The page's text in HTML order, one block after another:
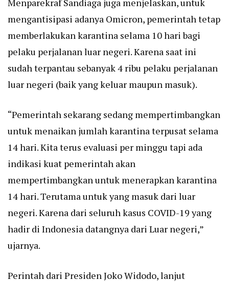
Menparekraf Sandiaga juga menjelaskan, untuk
mengantisipasi adanya Omicron, pemerintah tetap
memberlakukan karantina selama 10 hari bagi
pelaku perjalanan luar negeri. Karena saat ini
sudah terpantau sebanyak 4 ribu pelaku perjalanan
luar negeri (baik yang keluar maupun masuk).
“Pemerintah sekarang sedang mempertimbangkan
untuk menaikan jumlah karantina terpusat selama
14 hari. Kita terus evaluasi per minggu tapi ada
indikasi kuat pemerintah akan
mempertimbangkan untuk menerapkan karantina
14 hari. Terutama untuk yang masuk dari luar
negeri. Karena dari seluruh kasus COVID-19 yang
hadir di Indonesia datangnya dari Luar negeri,”
ujarnya.
Perintah dari Presiden Joko Widodo, lanjut